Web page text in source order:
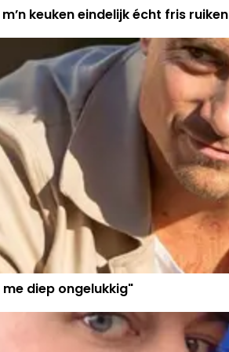
keuken eindelijk écht fris ruiken
diep ongelukkig"